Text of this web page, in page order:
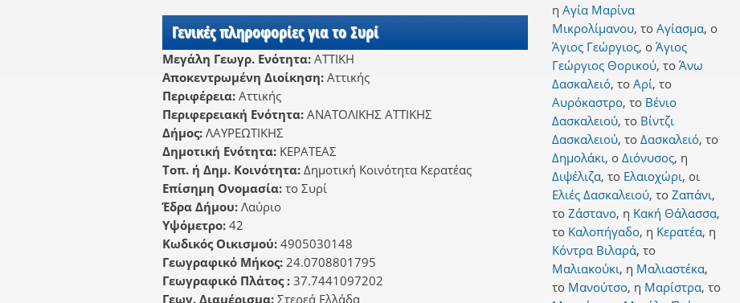
Γενικές πληροφορίες για το Συρί
Μεγάλη Γεωγρ. Ενότητα: ΑΤΤΙΚΗ
Αποκεντρωμένη Διοίκηση: Αττικής
Περιφέρεια: Αττικής
Περιφερειακή Ενότητα: ΑΝΑΤΟΛΙΚΗΣ ΑΤΤΙΚΗΣ
Δήμος: ΛΑΥΡΕΩΤΙΚΗΣ
Δημοτική Ενότητα: ΚΕΡΑΤΕΑΣ
Τοπ. ή Δημ. Κοινότητα: Δημοτική Κοινότητα Κερατέας
Επίσημη Ονομασία: το Συρί
Έδρα Δήμου: Λαύριο
Υψόμετρο: 42
Κωδικός Οικισμού: 4905030148
Γεωγραφικό Μήκος: 24.0708801795
Γεωγραφικό Πλάτος : 37.7441097202
Γεωγ. Διαμέρισμα: Στερεά Ελλάδα
η Αγία Μαρίνα
Μικρολίμανου, το Αγίασμα, ο
Άγιος Γεώργιος, ο Άγιος
Γεώργιος Θορικού, το Άνω
Δασκαλειό, το Αρί, το
Αυρόκαστρο, το Βένιο
Δασκαλειού, το Βίντζι
Δασκαλειού, το Δασκαλειό, το
Δημολάκι, ο Διόνυσος, η
Διψέλιζα, το Ελαιοχώρι, οι
Ελιές Δασκαλειού, το Ζαπάνι,
το Ζάστανο, η Κακή Θάλασσα,
το Καλοπήγαδο, η Κερατέα, η
Κόντρα Βιλαρά, το
Μαλιακούκι, η Μαλιαστέκα,
το Μανούτσο, η Μαρίστρα, το